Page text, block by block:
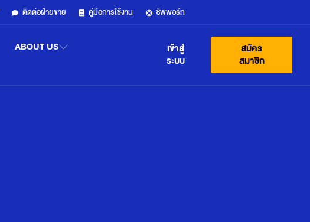
ติดต่อฝ่ายขาย คู่มือการใช้งาน ซัพพอร์ท
ABOUT US
เข้าสู่
ระบบ
สมัคร
สมาชิก